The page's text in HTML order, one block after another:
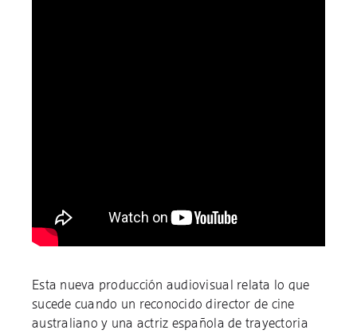
Esta nueva producción audiovisual relata lo que
sucede cuando un reconocido director de cine
australiano y una actriz española de trayectoria